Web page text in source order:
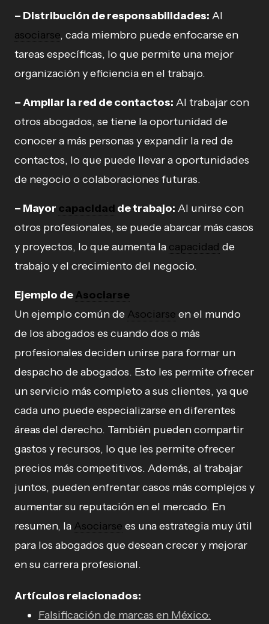
– Distribución de responsabilidades: Al
asociarse, cada miembro puede enfocarse en
tareas específicas, lo que permite una mejor
organización y eficiencia en el trabajo.
– Ampliar la red de contactos: Al trabajar con
otros abogados, se tiene la oportunidad de
conocer a más personas y expandir la red de
contactos, lo que puede llevar a oportunidades
de negocio o colaboraciones futuras.
– Mayor capacidad de trabajo: Al unirse con
otros profesionales, se puede abarcar más casos
y proyectos, lo que aumenta la capacidad de
trabajo y el crecimiento del negocio.
Ejemplo deAsociarse
Un ejemplo común de Asociarse en el mundo
de los abogados es cuando dos o más
profesionales deciden unirse para formar un
despacho de abogados. Esto les permite ofrecer
un servicio más completo a sus clientes, ya que
cada uno puede especializarse en diferentes
áreas del derecho. También pueden compartir
gastos y recursos, lo que les permite ofrecer
precios más competitivos. Además, al trabajar
juntos, pueden enfrentar casos más complejos y
aumentar su reputación en el mercado. En
resumen, la Asociarse es una estrategia muy útil
para los abogados que desean crecer y mejorar
en su carrera profesional.
Artículos relacionados:
Falsificación de marcas en México: